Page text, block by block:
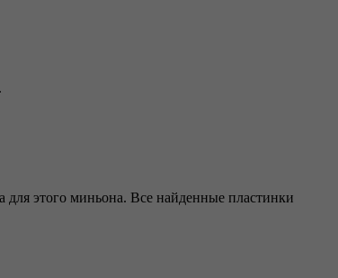
.
этого миньона. Все найденные пластинки